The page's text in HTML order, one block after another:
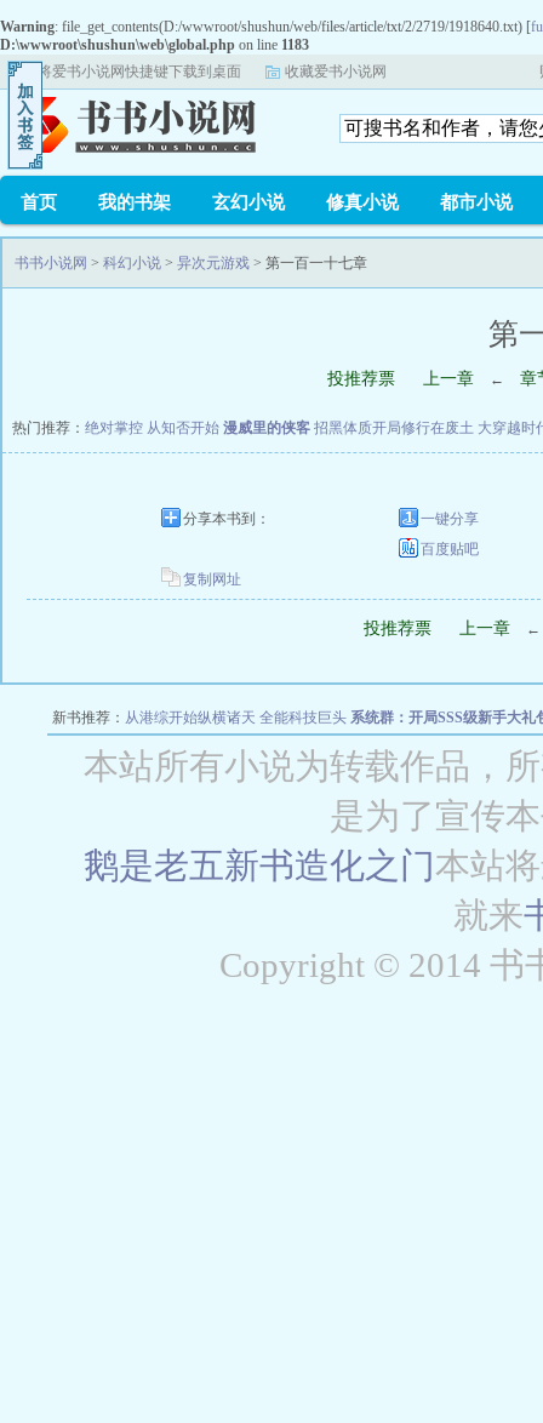
Warning: file_get_contents(D:/wwwroot/shushun/web/files/article/txt/2/2719/1918640.txt) [
D:\wwwroot\shushun\web\global.php on line 1183
将爱书小说网快捷键下载到桌面
收藏爱书小说网
首页 我的书架 玄幻小说 修真小说 都市小说
书书小说网 > 科幻小说 > 异次元游戏 > 第一百一十七章
第
投推荐票 上一章 ← 章
热门推荐： 绝对掌控 从知否开始 漫威里的侠客 招黑体质开局修行在废土 大穿越时
分享本书到：
一键分享
百度贴吧
复制网址
投推荐票 上一章 ←
新书推荐： 从港综开始纵横诸天 全能科技巨头 系统群：开局SSS级新手大礼
穿梭致富从
本站所有小说为转载作品，
是为了宣传
鹅是老五新书造化之门本站
就来
Copyright © 2014 书